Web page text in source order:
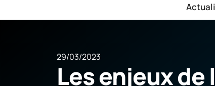
29/03/2023
Les enjeux de